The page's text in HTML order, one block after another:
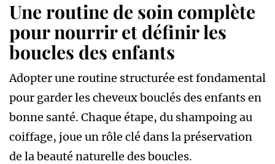
Une routine de soin complète
pour nourrir et définir les
boucles des enfants
Adopter une routine structurée est fondamental
pour garder les cheveux bouclés des enfants en
bonne santé. Chaque étape, du shampoing au
coiffage, joue un rôle clé dans la préservation
de la beauté naturelle des boucles.